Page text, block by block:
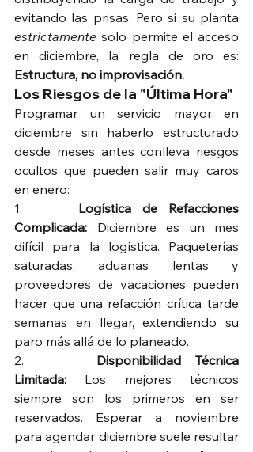
estrictamente solo permite el acceso
Estructura, no improvisación.
Los Riesgos de la "Última Hora"
Programar un servicio mayor en
diciembre sin haberlo estructurado
desde meses antes conlleva riesgos
ocultos que pueden salir muy caros
en enero:
1. Logística de Refacciones
Complicada: Diciembre es un mes
difícil para la logística. Paqueterías
saturadas, aduanas lentas y
proveedores de vacaciones pueden
hacer que una refacción crítica tarde
semanas en llegar, extendiendo su
paro más allá de lo planeado.
2. Disponibilidad Técnica
Limitada: Los mejores técnicos
siempre son los primeros en ser
reservados. Esperar a noviembre
para agendar diciembre suele resultar